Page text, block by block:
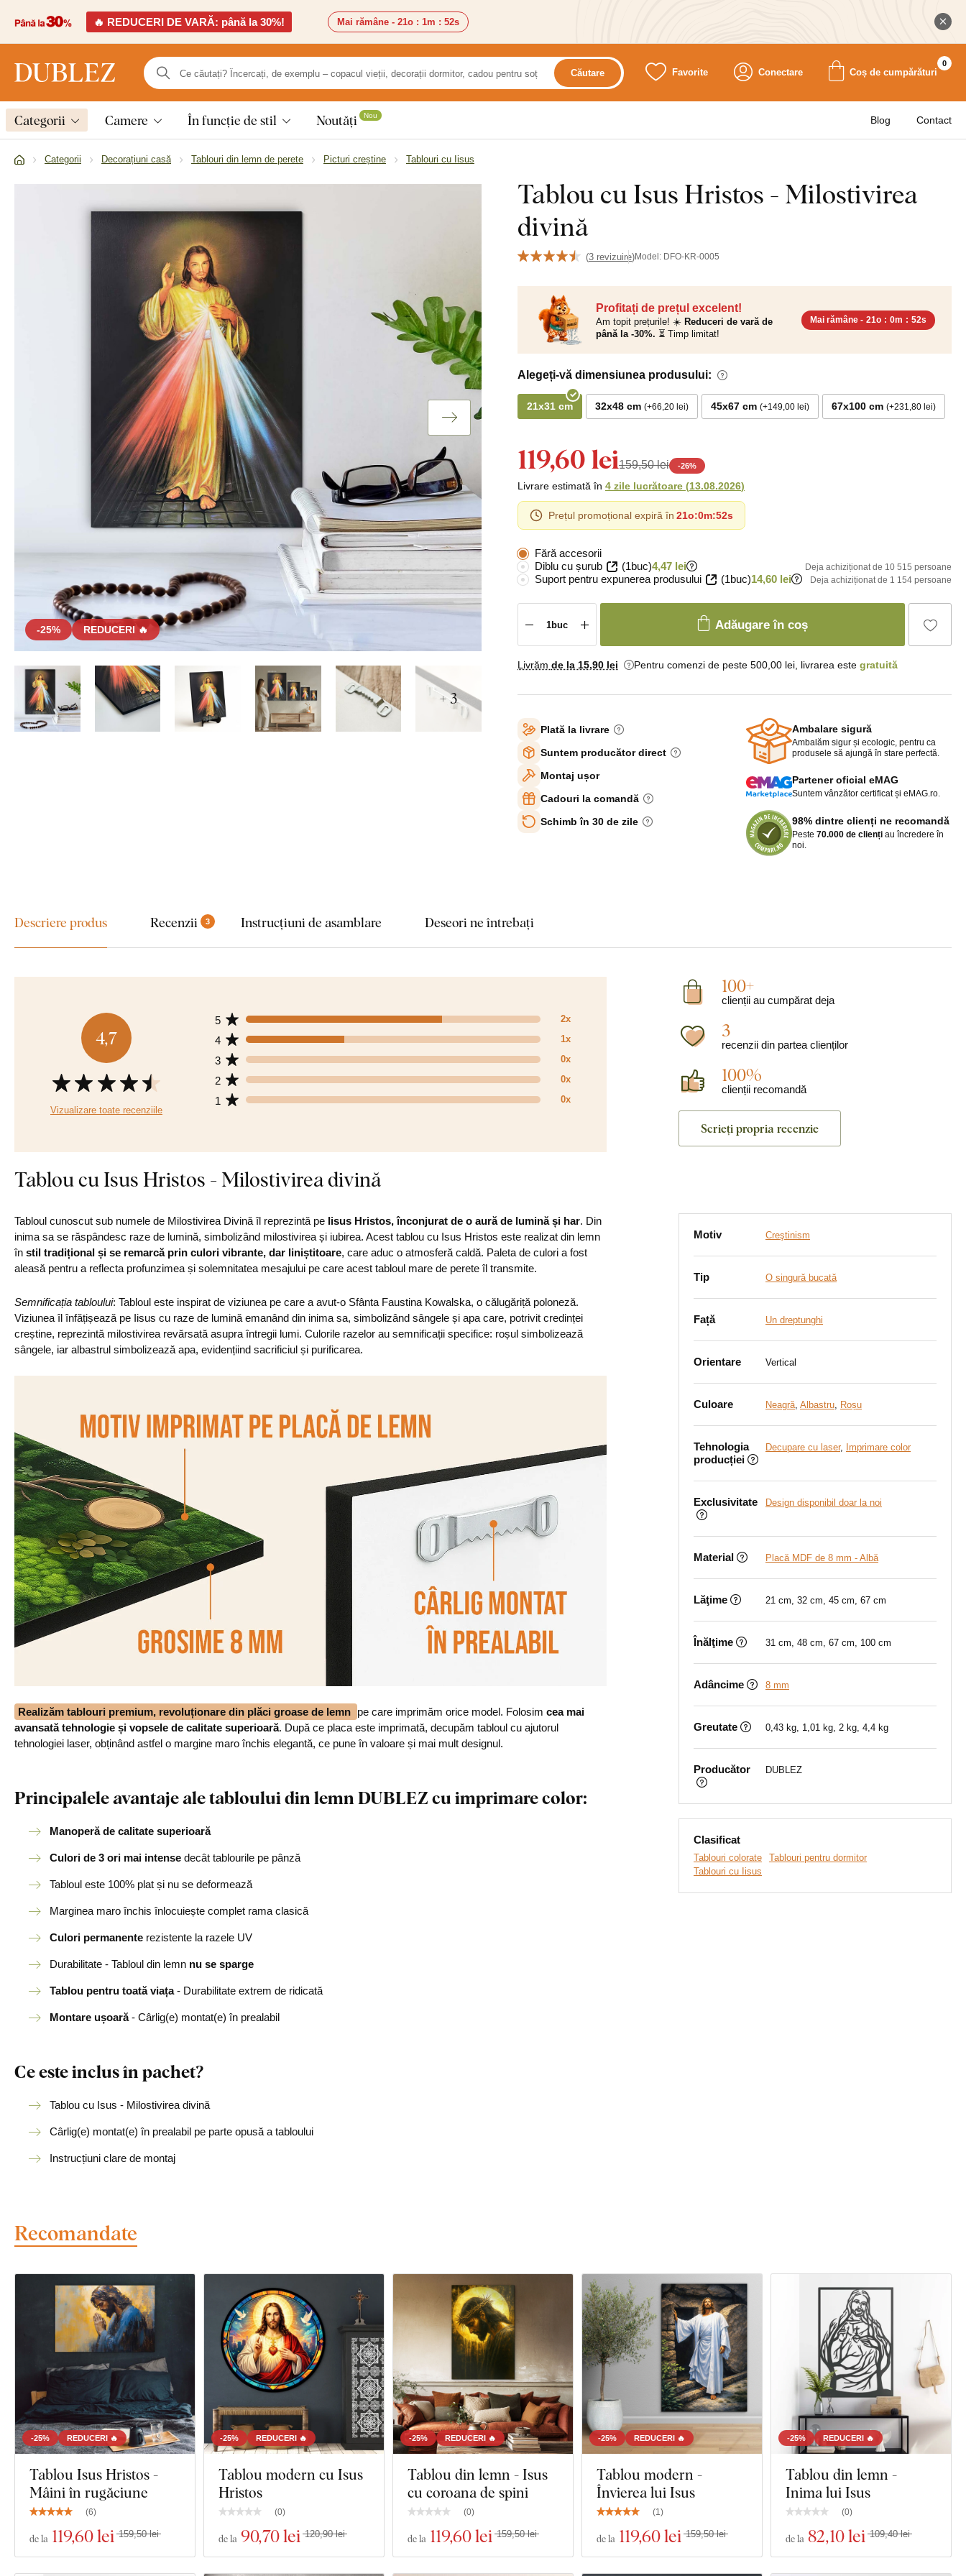
🔥 REDUCERI DE VARĂ: până la 30%! Mai rămâne - 21o : 1m : 50s
Căutare Favorite Conectare Coș de cumpărături
0
Categorii Camere În funcție de stil Noutăți Nou Blog Contact
Categorii Decorațiuni casă Tablouri din lemn de perete Picturi creștine Tablouri cu Iisus
Tablou cu Isus Hristos - Milostivirea
divină
(3 revizuire)Model: DFO-KR-0005
-25% REDUCERI 🔥
+ 3
Profitați de prețul excelent!
Am topit prețurile! ☀️ Reduceri de vară de
până la -30%. ⏳ Timp limitat!
Mai rămâne - 21o : 0m : 51s
Alegeți-vă dimensiunea produsului:
21x31 cm 32x48 cm +66,20 lei 45x67 cm +149,00 lei 67x100 cm +231,80 lei
119,60 lei159,50 lei -26%
Livrare estimată în 4 zile lucrătoare (13.08.2026)
Prețul promoțional expiră în 21o:0m:51s
Fără accesorii
Diblu cu șurub
(1buc)4,47 lei Deja achiziționat de 10 515 persoane
Suport pentru expunerea produsului (1buc)14,60 lei Deja achiziționat de 1 154 persoane
Adăugare în coș
Livrăm de la 15,90 lei Pentru comenzi de peste 500,00 lei, livrarea este gratuită
Plată la livrare
Suntem producător direct
Montaj ușor
Cadouri la comandă
Schimb în 30 de zile
Ambalare sigură
Ambalăm sigur și ecologic, pentru ca
produsele să ajungă în stare perfectă.
Partener oficial eMAG
Suntem vânzător certificat și eMAG.ro.
98% dintre clienți ne recomandă
Peste 70.000 de clienți au încredere în
noi.
Descriere produs Recenzii 3 Instrucțiuni de asamblare Deseori ne întrebați
4,7
Vizualizare toate recenziile
1 0x
2 0x
3 0x
4 1x
5 2x
100+
clienții au cumpărat deja
3
recenzii din partea clienților
100%
clienții recomandă
Scrieți propria recenzie
Tablou cu Isus Hristos - Milostivirea divină
Tabloul cunoscut sub numele de Milostivirea Divină îl reprezintă pe Iisus Hristos, înconjurat de o aură de lumină și har. Din
inima sa se răspândesc raze de lumină, simbolizând milostivirea și iubirea. Acest tablou cu Isus Hristos este realizat din lemn
în stil tradițional și se remarcă prin culori vibrante, dar liniștitoare, care aduc o atmosferă caldă. Paleta de culori a fost
aleasă pentru a reflecta profunzimea și solemnitatea mesajului pe care acest tabloul mare de perete îl transmite.
Semnificația tabloului: Tabloul este inspirat de viziunea pe care a avut-o Sfânta Faustina Kowalska, o călugăriță poloneză.
Viziunea îl înfățișează pe Iisus cu raze de lumină emanând din inima sa, simbolizând sângele și apa care, potrivit credinței
creștine, reprezintă milostivirea revărsată asupra întregii lumi. Culorile razelor au semnificații specifice: roșul simbolizează
sângele, iar albastrul simbolizează apa, evidențiind sacrificiul și purificarea.
Realizăm tablouri premium, revoluționare din plăci groase de lemn pe care imprimăm orice model. Folosim cea mai
avansată tehnologie și vopsele de calitate superioară. După ce placa este imprimată, decupăm tabloul cu ajutorul
tehnologiei laser, obținând astfel o margine maro închis elegantă, ce pune în valoare și mai mult designul.
Principalele avantaje ale tabloului din lemn DUBLEZ cu imprimare color:
Manoperă de calitate superioară
Culori de 3 ori mai intense decât tablourile pe pânză
Tabloul este 100% plat și nu se deformează
Marginea maro închis înlocuiește complet rama clasică
Culori permanente rezistente la razele UV
Durabilitate - Tabloul din lemn nu se sparge
Tablou pentru toată viața- Durabilitate extrem de ridicată
Montare ușoară- Cârlig(e) montat(e) în prealabil
Ce este inclus în pachet?
Tablou cu Isus - Milostivirea divină
Cârlig(e) montat(e) în prealabil pe parte opusă a tabloului
Instrucțiuni clare de montaj
Motiv Creştinism
Tip O singură bucată
Față Un dreptunghi
Orientare Vertical
Culoare Neagră, Albastru, Roșu
Tehnologia
producției
Decupare cu laser, Imprimare color
Exclusivitate Design disponibil doar la noi
Material Placă MDF de 8 mm - Albă
Lăţime 21 cm, 32 cm, 45 cm, 67 cm
Înălţime 31 cm, 48 cm, 67 cm, 100 cm
Adâncime 8 mm
Greutate 0,43 kg, 1,01 kg, 2 kg, 4,4 kg
Producător DUBLEZ
Clasificat
Tablouri colorate
Tablouri pentru dormitor
Tablouri cu Iisus
Recomandate
-25% REDUCERI 🔥
Tablou Isus Hristos -
Mâini în rugăciune
(6)
de la 119,60 lei 159,50 lei
-25% REDUCERI 🔥
Tablou modern cu Isus
Hristos
(0)
de la 90,70 lei 120,90 lei
-25% REDUCERI 🔥
Tablou din lemn - Isus
cu coroana de spini
(0)
de la 119,60 lei 159,50 lei
-25% REDUCERI 🔥
Tablou modern -
Învierea lui Isus
(1)
de la 119,60 lei 159,50 lei
-25% REDUCERI 🔥
Tablou din lemn -
Inima lui Isus
(0)
de la 82,10 lei 109,40 lei